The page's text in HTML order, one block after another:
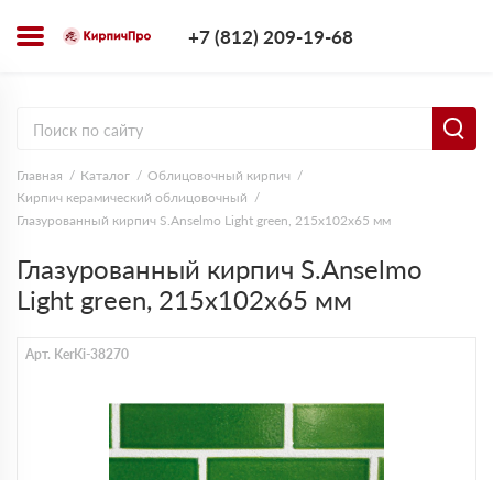
+7 (812) 209-19-68
Главная Каталог
Облицовочный кирпич
Кирпич керамический облицовочный
Глазурованный кирпич S.Anselmo Light green, 215х102х65 мм
Глазурованный кирпич S.Anselmo
Light green, 215х102х65 мм
Арт. KerKi-38270